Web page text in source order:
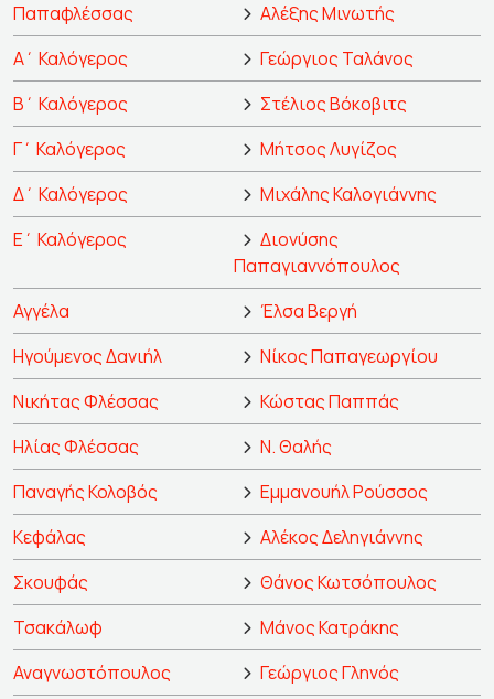
Παπαφλέσσας
Αλέξης Μινωτής
Α΄ Καλόγερος
Γεώργιος Ταλάνος
Β΄ Καλόγερος
Στέλιος Βόκοβιτς
Γ΄ Καλόγερος
Μήτσος Λυγίζος
Δ΄ Καλόγερος
Μιχάλης Καλογιάννης
Ε΄ Καλόγερος
Διονύσης
Παπαγιαννόπουλος
Αγγέλα
Έλσα Βεργή
Ηγούμενος Δανιήλ
Νίκος Παπαγεωργίου
Νικήτας Φλέσσας
Κώστας Παππάς
Ηλίας Φλέσσας
Ν. Θαλής
Παναγής Κολοβός
Εμμανουήλ Ρούσσος
Κεφάλας
Αλέκος Δεληγιάννης
Σκουφάς
Θάνος Κωτσόπουλος
Τσακάλωφ
Μάνος Κατράκης
Αναγνωστόπουλος
Γεώργιος Γληνός